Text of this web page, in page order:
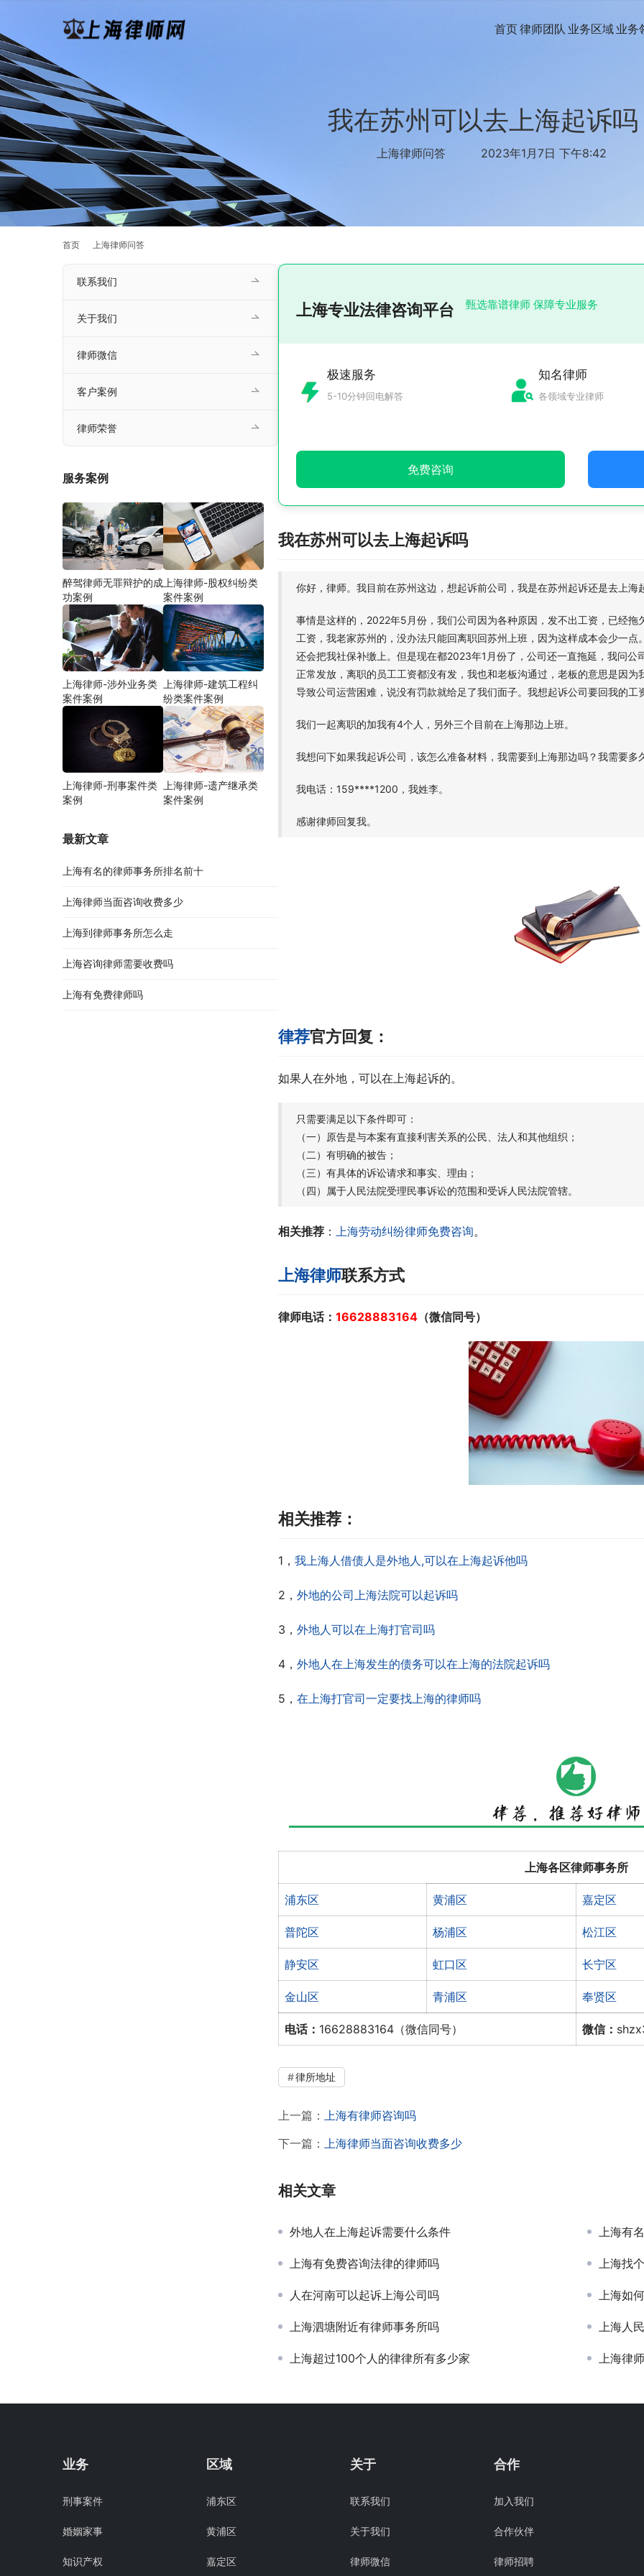
首页律师团队 业务区域 业务
我在苏州可以去上海起诉吗
上海律师问答 2023年1月7日 下午8:42
首页 上海律师问答
上海专业法律咨询平台 甄选靠谱律师 保障专业服务
极速服务
5-10分钟回电解答
知名律师
各领域专业律师
免费咨询
我在苏州可以去上海起诉吗
你好，律师。我目前在苏州这边，想起诉前公司，我是在苏州起诉还是去上海
事情是这样的，2022年5月份，我们公司因为各种原因，发不出工资，已经
工资，我老家苏州的，没办法只能回离职回苏州上班，因为这样成本会少一
还会把我社保补缴上。但是现在都2023年1月份了，公司还一直拖延，我问
正常发放，离职的员工工资都没有发，我也和老板沟通过，老板的意思是因
导致公司运营困难，说没有罚款就给足了我们面子。我想起诉公司要回我的工
我们一起离职的加我有4个人，另外三个目前在上海那边上班。
我想问下如果我起诉公司，该怎么准备材料，我需要到上海那边吗？我需要多
我电话：159****1200，我姓李。
感谢律师回复我。
律荐官方回复：
如果人在外地，可以在上海起诉的。
只需要满足以下条件即可：
（一）原告是与本案有直接利害关系的公民、法人和其他组织；
（二）有明确的被告；
（三）有具体的诉讼请求和事实、理由；
（四）属于人民法院受理民事诉讼的范围和受诉人民法院管辖。
相关推荐 ： 上海劳动纠纷律师免费咨询。
上海律师联系方式
律师电话： 16628883164 （微信同号）
相关推荐：
1， 我上海人借债人是外地人,可以在上海起诉他吗
2， 外地的公司上海法院可以起诉吗
3， 外地人可以在上海打官司吗
4， 外地人在上海发生的债务可以在上海的法院起诉吗
5， 在上海打官司一定要找上海的律师吗
上海各区律师事务所
浦东区 黄浦区 嘉定区
普陀区 杨浦区 松江区
静安区 虹口区 长宁区
金山区 青浦区 奉贤区
电话： 16628883164（微信同号） 微信：
律所地址
上一篇： 上海有律师咨询吗
下一篇： 上海律师当面咨询收费多少
相关文章
外地人在上海起诉需要什么条件 上海有
上海有免费咨询法律的律师吗 上海找
人在河南可以起诉上海公司吗 上海如
上海泗塘附近有律师事务所吗 上海人
上海超过100个人的律律所有多少家 上海律
联系我们
关于我们
律师微信
客户案例
律师荣誉
服务案例
醉驾律师无罪辩护的成
功案例
上海律师-股权纠纷类
案件案例
上海律师-涉外业务类
案件案例
上海律师-建筑工程纠
纷类案件案例
上海律师-刑事案件类
案例
上海律师-遗产继承类
案件案例
最新文章
上海有名的律师事务所排名前十
上海律师当面咨询收费多少
上海到律师事务所怎么走
上海咨询律师需要收费吗
上海有免费律师吗
业务
刑事案件
婚姻家事
知识产权
区域
浦东区
黄浦区
嘉定区
关于
联系我们
关于我们
律师微信
合作
加入我们
合作伙伴
律师招聘